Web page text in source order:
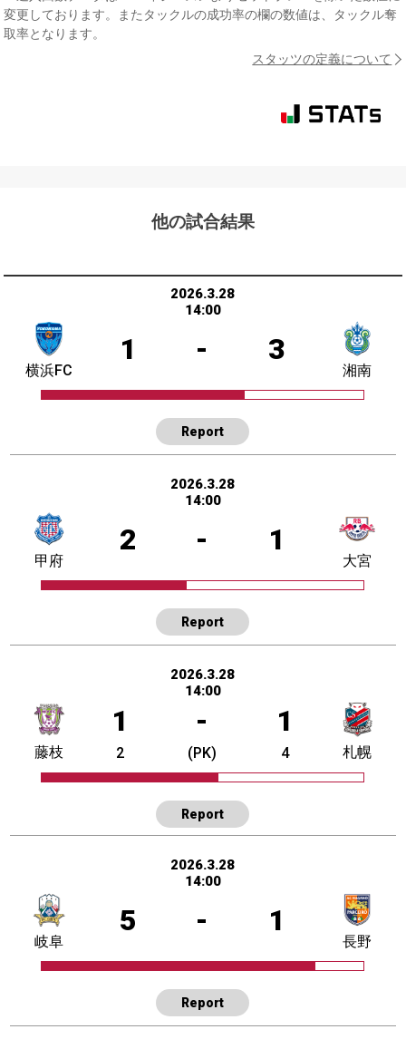
変更しております。またタックルの成功率の欄の数値は、タックル奪
取率となります。
スタッツの定義について
他の試合結果
2026.3.28
14:00
1 - 3
横浜FC 湘南
Report
2026.3.28
14:00
2 - 1
甲府 大宮
Report
2026.3.28
14:00
1 - 1
藤枝 2 (PK) 4 札幌
Report
2026.3.28
14:00
5 - 1
岐阜 長野
Report